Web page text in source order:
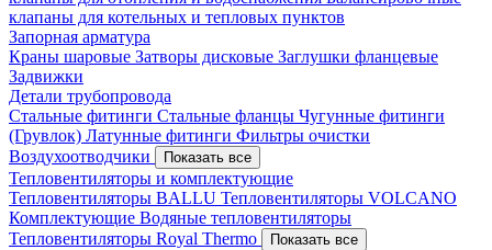
клапаны для котельных и тепловых пунктов
Запорная арматура
Краны шаровые Затворы дисковые Заглушки фланцевые
Задвижки
Детали трубопровода
Стальные фитинги Стальные фланцы Чугунные фитинги
(Грувлок) Латунные фитинги Фильтры очистки
Воздухоотводчики
Показать все
Тепловентиляторы и комплектующие
Тепловентиляторы BALLU Тепловентиляторы VOLCANO
Комплектующие Водяные тепловентиляторы
Тепловентиляторы Royal Thermo
Показать все